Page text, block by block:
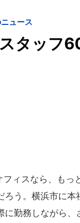
ュース
タッフ
ィスなら、も
ろう。横浜市に
に勤務しながら